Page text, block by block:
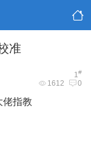
准
1#
1612 0
佬指教